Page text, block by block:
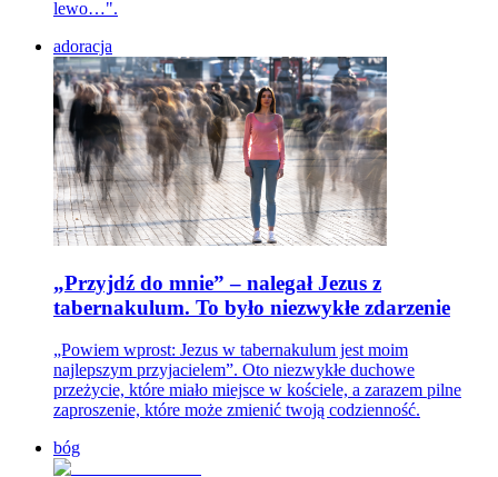
lewo…".
adoracja
„Przyjdź do mnie” – nalegał Jezus z
tabernakulum. To było niezwykłe zdarzenie
„Powiem wprost: Jezus w tabernakulum jest moim
najlepszym przyjacielem”. Oto niezwykłe duchowe
przeżycie, które miało miejsce w kościele, a zarazem pilne
zaproszenie, które może zmienić twoją codzienność.
bóg